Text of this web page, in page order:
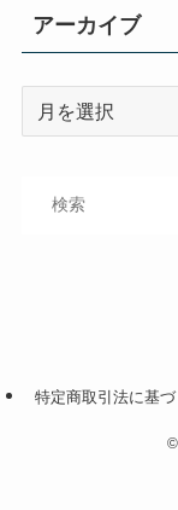
アーカイブ
特定商取引法に基
©